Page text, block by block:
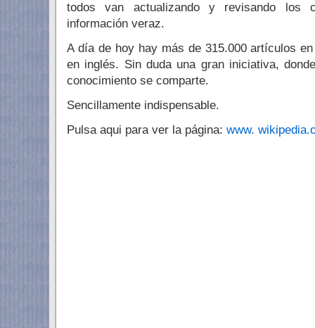
todos van actualizando y revisando los
información veraz.
A día de hoy hay más de 315.000 artículos
en inglés. Sin duda una gran iniciativa,
conocimiento se comparte.
Sencillamente indispensable.
Pulsa aqui para ver la página: www.